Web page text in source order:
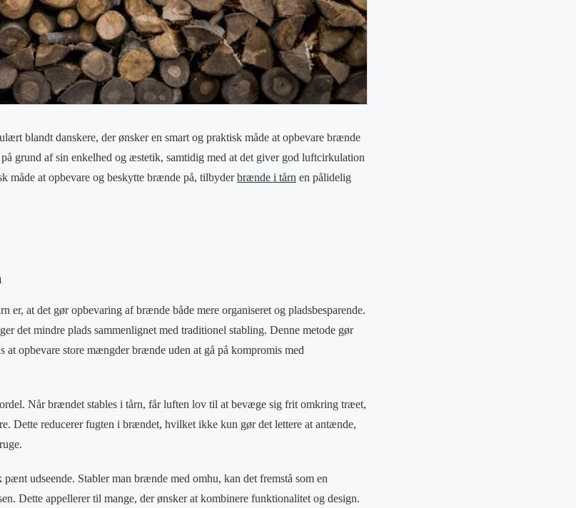
blandt danskere, der ønsker en smart og praktisk måde at opbevare brænde
grund af sin enkelhed og æstetik, samtidig med at det giver god luftcirkulation
måde at opbevare og beskytte brænde på, tilbyderbrænde i tårn en pålidelig
er, at det gør opbevaring af brænde både mere organiseret og pladsbesparende.
det mindre plads sammenlignet med traditionel stabling. Denne metode gør
at opbevare store mængder brænde uden at gå på kompromis med
Når brændet stables i tårn, får luften lov til at bevæge sig frit omkring træet,
Dette reducerer fugten i brændet, hvilket ikke kun gør det lettere at antænde,
udseende. Stabler man brænde med omhu, kan det fremstå som en
Dette appellerer til mange, der ønsker at kombinere funktionalitet og design.